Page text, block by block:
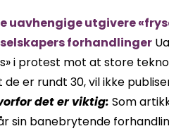
uavhengige utgivere
forhandlinger
i protest mot at store
de er rundt 30, vil ikke
det er viktig: Som
sin banebrytende